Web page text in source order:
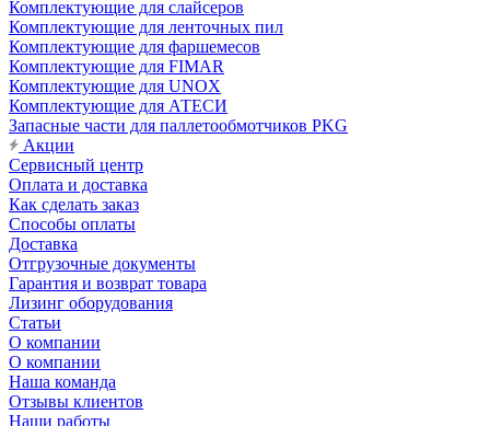
Комплектующие для слайсеров
Комплектующие для ленточных пил
Комплектующие для фаршемесов
Комплектующие для FIMAR
Комплектующие для UNOX
Комплектующие для АТЕСИ
Запасные части для паллетообмотчиков PKG
Акции
Сервисный центр
Оплата и доставка
Как сделать заказ
Способы оплаты
Доставка
Отгрузочные документы
Гарантия и возврат товара
Лизинг оборудования
Статьи
О компании
О компании
Наша команда
Отзывы клиентов
Наши работы